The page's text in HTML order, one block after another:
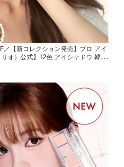
／【新コレクション発売】プロ アイ
オ）公式】12色 アイシャドウ 韓国
色 大人メイク アイメイク マット
スメ 捨て色なし